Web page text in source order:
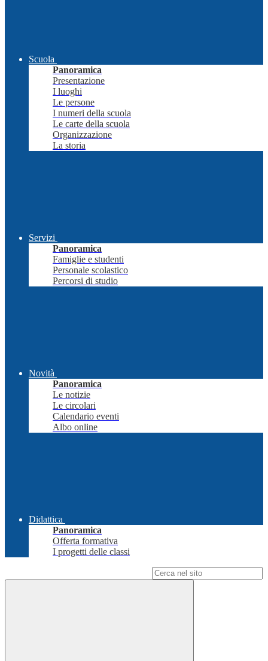
Scuola
Panoramica
Presentazione
I luoghi
Le persone
I numeri della scuola
Le carte della scuola
Organizzazione
La storia
Servizi
Panoramica
Famiglie e studenti
Personale scolastico
Percorsi di studio
Novità
Panoramica
Le notizie
Le circolari
Calendario eventi
Albo online
Didattica
Panoramica
Offerta formativa
I progetti delle classi